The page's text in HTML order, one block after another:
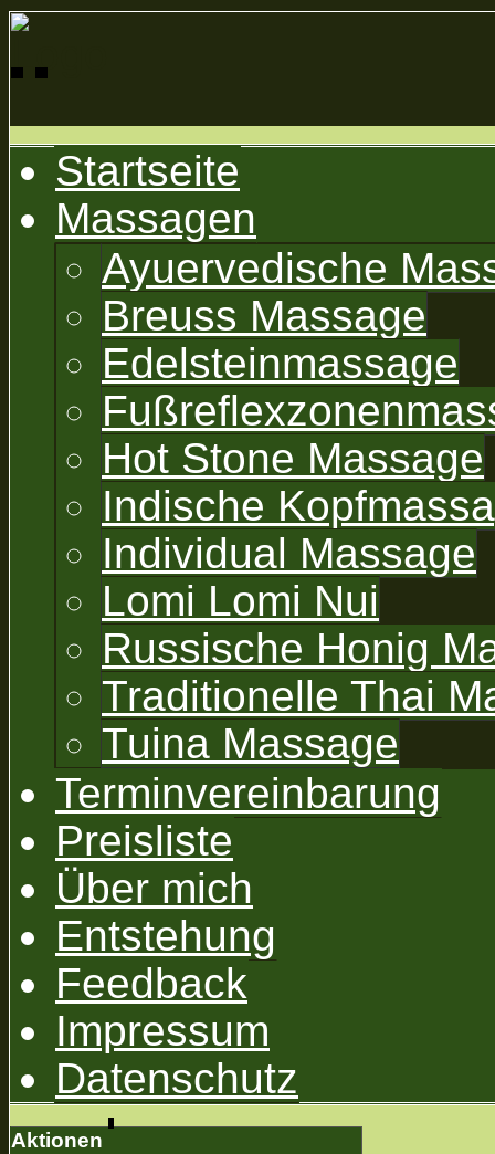
Startseite
Massagen
Ayuervedische
Breuss Massage
Edelsteinmassage
Hot Stone Massage
Indische
Individual Massage
Lomi Lomi Nui
Russische Honig
Traditionelle Thai
Tuina Massage
Terminvereinbarung
Preisliste
Über mich
Entstehung
Feedback
Impressum
Datenschutz
Aktionen